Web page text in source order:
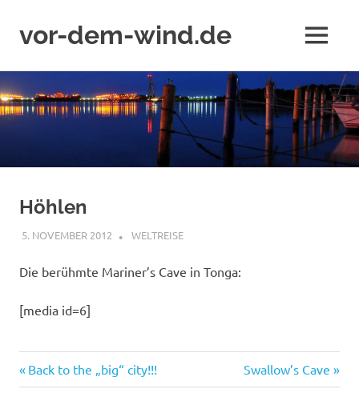
Zum
Inhalt
springen
vor-dem-wind.de MENÜ
Höhlen
5. NOVEMBER 2012 ADMIN
WELTREISE
Die berühmte Mariner’s Cave in Tonga:
[media id=6]
Beitragsnavigation
Vorheriger
Beitrag:
Back to the „big“ city!!!
Nächster
Beitrag:
Swallow’s Cave